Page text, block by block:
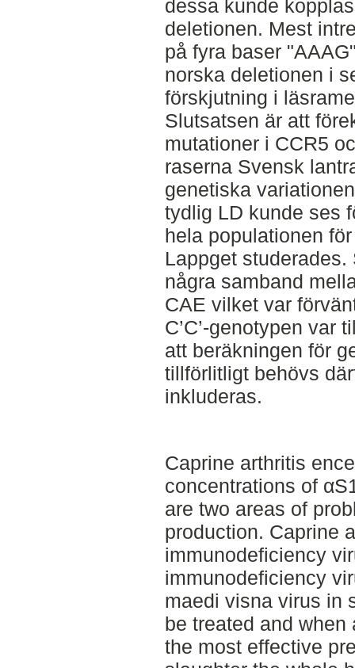
dessa kunde
deletionen. Mest
på fyra baser
norska deletionen i
förskjutning i
Slutsatsen är att
mutationer i CCR5
raserna Svensk
genetiska
tydlig LD kunde ses
hela populationen
Lappget
några samband
CAE vilket var
C’C’-genotypen var
att beräkningen för
tillförlitligt behövs
inkluderas.
Caprine arthritis
concentrations of
are two areas of
production. Caprine
immunodeficiency
immunodeficiency
maedi visna virus in
be treated and
the most effective